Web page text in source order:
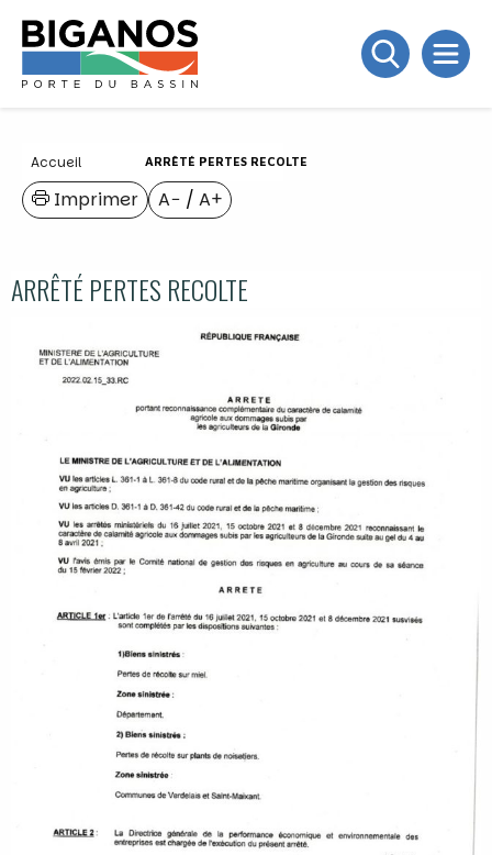
Accueil ARRÊTÉ PERTES RECOLTE
A− / A+
Imprimer
ARRÊTÉ PERTES RECOLTE